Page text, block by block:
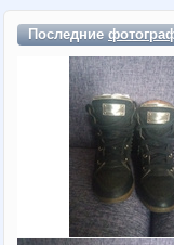
Последние